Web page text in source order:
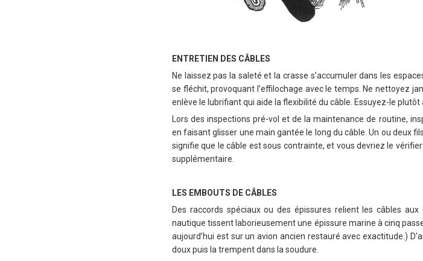
ENTRETIEN DES CÂBLES
Ne laissez pas la saleté et la crasse s’accumuler dans les
se fléchit, provoquant l’effilochage avec le temps. Ne nettoyez
enlève le lubrifiant qui aide la flexibilité du câble. Essuyez-le plutôt
Lors des inspections pré-vol et de la maintenance de routine,
en faisant glisser une main gantée le long du câble. Un ou deux
signifie que le câble est sous contrainte, et vous devriez le
supplémentaire.
LES EMBOUTS DE CÂBLES
Des raccords spéciaux ou des épissures relient les câbles
nautique tissent laborieusement une épissure marine à cinq
aujourd’hui est sur un avion ancien restauré avec exactitude.)
doux puis la trempent dans la soudure.